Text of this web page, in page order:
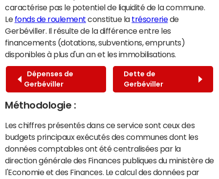
caractérise pas le potentiel de liquidité de la commune.
Le fonds de roulement constitue la trésoreriede
Gerbéviller. Il résulte de la différence entre les
financements (dotations, subventions, emprunts)
disponibles à plus d'un an et les immobilisations.
Dépenses de
Gerbéviller
Dette de
Gerbéviller
Méthodologie :
Les chiffres présentés dans ce service sont ceux des
budgets principaux exécutés des communes dont les
données comptables ont été centralisées par la
direction générale des Finances publiques du ministère de
l'Economie et des Finances. Le calcul des données par